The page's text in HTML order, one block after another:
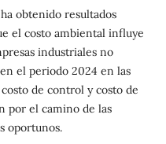
obtenido resultados
el costo ambiental influye
industriales no
el periodo 2024 en las
de control y costo de
por el camino de las
oportunos.